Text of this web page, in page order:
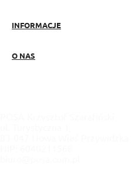
INFORMACJE
O NAS